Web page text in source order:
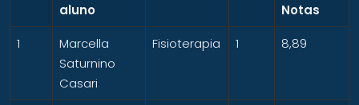
aluno
Notas
1
Marcella
Saturnino
Casari
Fisioterapia 1 8,89